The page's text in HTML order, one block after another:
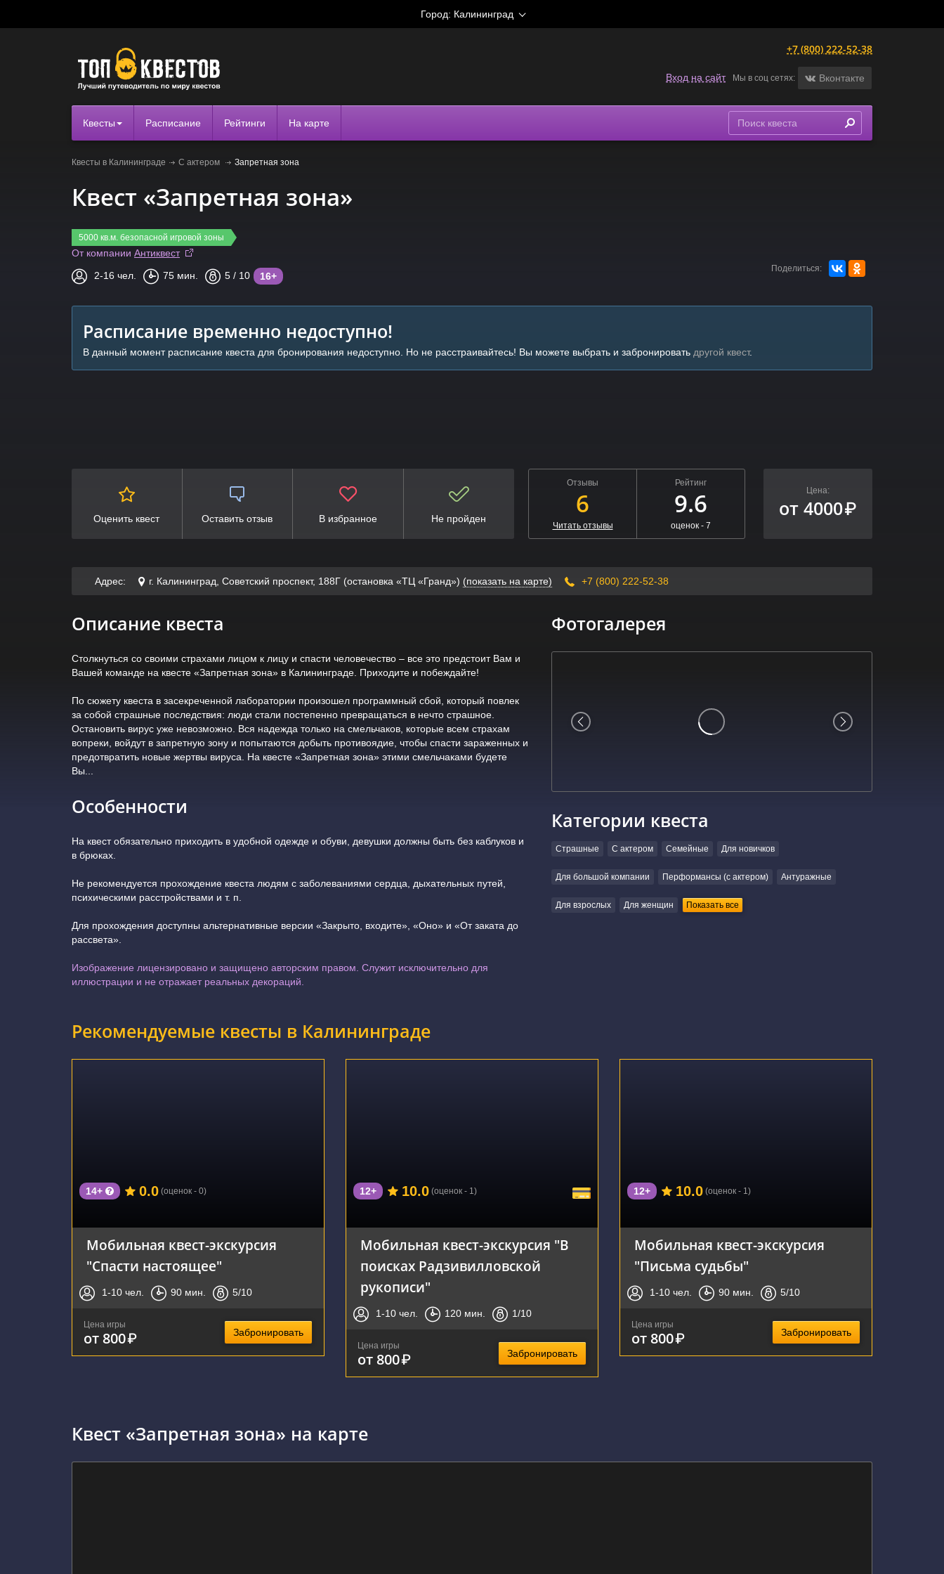
Город: Калининград
+7 (800) 222-52-38
Вход на сайт Мы в соц сетях: Вконтакте
Квесты Расписание Рейтинги На карте
Квесты в Калининграде С актером Запретная зона
Квест «Запретная зона»
5000 кв.м. безопасной игровой зоны
От компании Антиквест
2-16 чел. 75 мин. 5 / 10 16+
Расписание временно недоступно!
В данный момент расписание квеста для бронирования недоступно. Но не расстраивайтесь! Вы можете выбрать и забронировать другой квест.
Поделиться:
Оценить квест Оставить отзыв В избранное Не пройден
Отзывы
6
Читать отзывы
Рейтинг
9.6
оценок - 7
Цена:
от 4000₽
Адрес: г. Калининград, Советский проспект, 188Г (остановка «ТЦ «Гранд») (показать на карте) +7 (800) 222-52-38
Описание квеста
Столкнуться со своими страхами лицом к лицу и спасти человечество – все это предстоит Вам и
Вашей команде на квесте «Запретная зона» в Калининграде. Приходите и побеждайте!
По сюжету квеста в засекреченной лаборатории произошел программный сбой, который повлек
за собой страшные последствия: люди стали постепенно превращаться в нечто страшное.
Остановить вирус уже невозможно. Вся надежда только на смельчаков, которые всем страхам
вопреки, войдут в запретную зону и попытаются добыть противоядие, чтобы спасти зараженных и
предотвратить новые жертвы вируса. На квесте «Запретная зона» этими смельчаками будете
Вы...
Особенности
На квест обязательно приходить в удобной одежде и обуви, девушки должны быть без каблуков и
в брюках.
Не рекомендуется прохождение квеста людям с заболеваниями сердца, дыхательных путей,
психическими расстройствами и т. п.
Для прохождения доступны альтернативные версии «Закрыто, входите», «Оно» и «От заката до
рассвета».
Изображение лицензировано и защищено авторским правом. Служит исключительно для
иллюстрации и не отражает реальных декораций.
Фотогалерея
Категории квеста
Страшные С актером Семейные Для новичков
Для большой компании Перформансы (с актером) Антуражные
Для взрослых Для женщин Показать все
Рекомендуемые квесты в Калининграде
14+ 0.0 (оценок - 0)
Мобильная квест-экскурсия
"Спасти настоящее"
1-10 чел. 90 мин. 5/10
Цена игры
от 800₽ Забронировать
12+ 10.0 (оценок - 1)
Мобильная квест-экскурсия "В
поисках Радзивилловской
рукописи"
1-10 чел. 120 мин. 1/10
Цена игры
от 800₽ Забронировать
12+ 10.0 (оценок - 1)
Мобильная квест-экскурсия
"Письма судьбы"
1-10 чел. 90 мин. 5/10
Цена игры
от 800₽ Забронировать
Квест «Запретная зона» на карте